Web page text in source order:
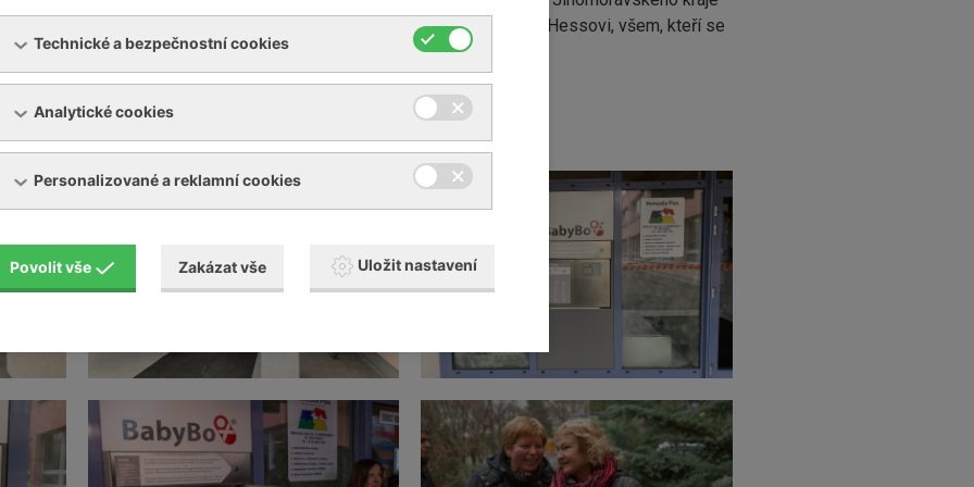
a další hosté. Vedení Nemocnice Břeclav děkuje panu Ludvíku Hessovi, všem, kteří se
spolupráci a sponzorům za jejich finanční příspěvky.
Technické a bezpečnostní cookies
Analytické cookies
Personalizované a reklamní cookies
Povolit vše Zakázat vše Uložit nastavení